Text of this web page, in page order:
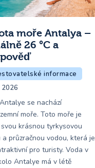
moře Antalya –
26 °C a
informace
2026
se nachází
moře. Toto moře je
krásnou tyrkysovou
a průzračnou vodou, která je
pro turisty. Voda v
Antalye má v létě